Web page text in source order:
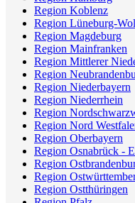
Region Koblenz
Region Lüneburg-
Region Magdeburg
Region Mainfranken
Region Mittlerer
Region
Region Niederbayern
Region Niederrhein
Region
Region Nord
Region Oberbayern
Region Osnabrück -
Region
Region
Region Ostthüringen